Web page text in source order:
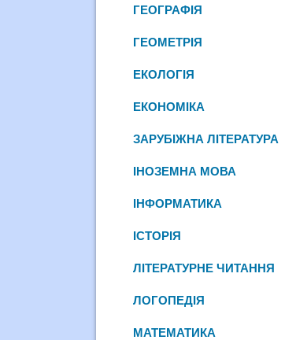
ГЕОГРАФІЯ
ГЕОМЕТРІЯ
ЕКОЛОГІЯ
ЕКОНОМІКА
ЗАРУБІЖНА ЛІТЕРАТУРА
ІНОЗЕМНА МОВА
ІНФОРМАТИКА
ІСТОРІЯ
ЛІТЕРАТУРНЕ ЧИТАННЯ
ЛОГОПЕДІЯ
МАТЕМАТИКА